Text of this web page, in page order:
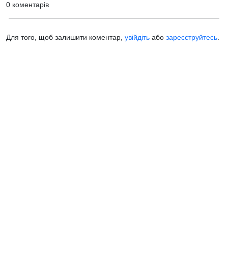
0 коментарів
Для того, щоб залишити коментар, увійдіть або зареєструйтесь